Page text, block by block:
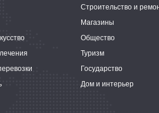
Строительство и
Магазины
Общество
Туризм
Государство
Дом и интерьер